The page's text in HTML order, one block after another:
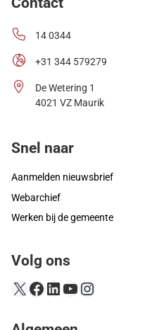
14 0344
+31 344 579279
De Wetering 1
4021 VZ Maurik
Snel naar
Aanmelden nieuwsbrief
Webarchief
Werken bij de gemeente
Volg ons
X Facebook
LinkedIn
YouTube
Instagram